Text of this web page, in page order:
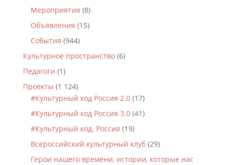
Мероприятия (8)
Объявления (15)
События (944)
Культурное пространство(6)
Педагоги (1)
Проекты (1 124)
#Культурный код Россия 2.0(17)
#Культурный код Россия 3.0(41)
#Культурный код. Россия (19)
Всероссийский культурный клуб(29)
Герои нашего времени, истории, которые нас